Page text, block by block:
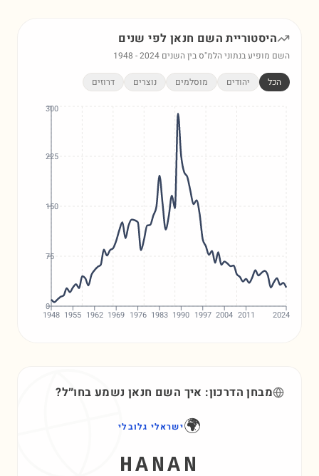
היסטוריית השם חנאן לפי שנים
השם מופיע בנתוני הלמ"ס בין השנים 1948 -2024
הכל יהודים מוסלמים נוצרים דרוזים
1948 1955 1962 1969 1976 1983 1990 1997 2004 2011 2024
0
75
150
225
300
מבחן הדרכון: איך השם חנאן נשמע בחו״ל?
🌍ישראלי גלובלי
HANAN